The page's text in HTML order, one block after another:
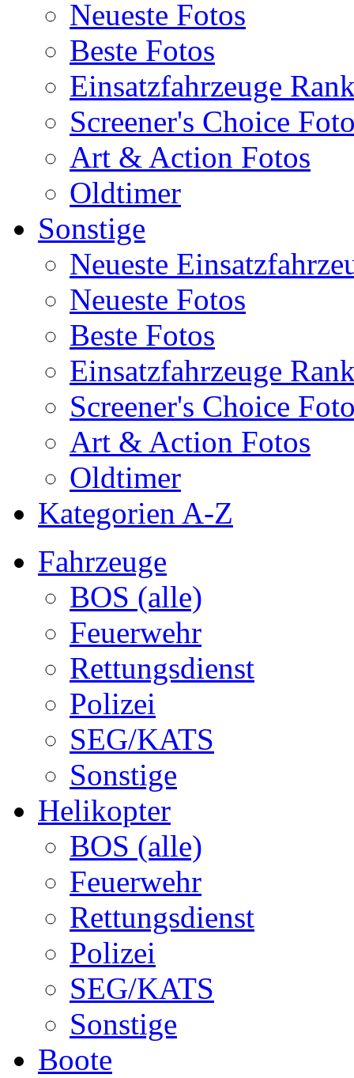
Neueste Fotos
Beste Fotos
Einsatzfahrzeuge
Screener's Choice
Art & Action Fotos
Oldtimer
Sonstige
Neueste
Neueste Fotos
Beste Fotos
Einsatzfahrzeuge
Screener's Choice
Art & Action Fotos
Oldtimer
Kategorien A-Z
Fahrzeuge
BOS (alle)
Feuerwehr
Rettungsdienst
Polizei
SEG/KATS
Sonstige
Helikopter
BOS (alle)
Feuerwehr
Rettungsdienst
Polizei
SEG/KATS
Sonstige
Boote